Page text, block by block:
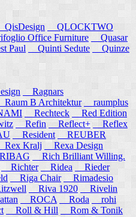
QisDesign
QLOCKTWO
Office Furniture
Quasar
Paul Quinti Sedute
Quinze
Ragnars
Raum B Architektur raumplus
Rechteck
Red Edition
Refin Reflect+
Reflex
Resident
REUBER
Rex Kralj
Rexa Design
Rich Brilliant Willing.
Richter Ridea
Rieder
Riga Chair
Rimadesio
Riva 1920
Rivelin
ROCA Roda
rohi
Roll & Hill
Rom & Tonik